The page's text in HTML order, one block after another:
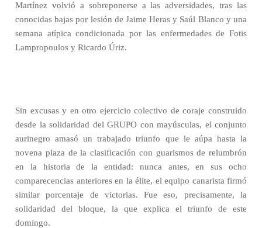
Martínez volvió a sobreponerse a las adversidades, tras las
conocidas bajas por lesión de Jaime Heras y Saúl Blanco y una
semana atípica condicionada por las enfermedades de Fotis
Lampropoulos y Ricardo Úriz.
Sin excusas y en otro ejercicio colectivo de coraje construido
desde la solidaridad del GRUPO con mayúsculas, el conjunto
aurinegro amasó un trabajado triunfo que le aúpa hasta la
novena plaza de la clasificación con guarismos de relumbrón
en la historia de la entidad: nunca antes, en sus ocho
comparecencias anteriores en la élite, el equipo canarista firmó
similar porcentaje de victorias. Fue eso, precisamente, la
solidaridad del bloque, la que explica el triunfo de este
domingo.